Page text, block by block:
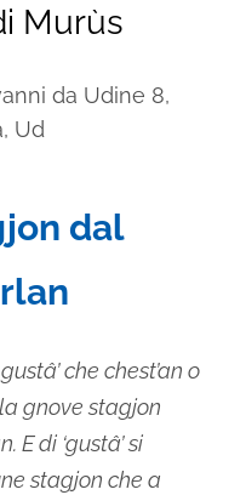
Murùs
da Udine 8,
Ud
dal
che chest’an o
gnove stagjon
E di ‘gustâ’ si
stagjon che a